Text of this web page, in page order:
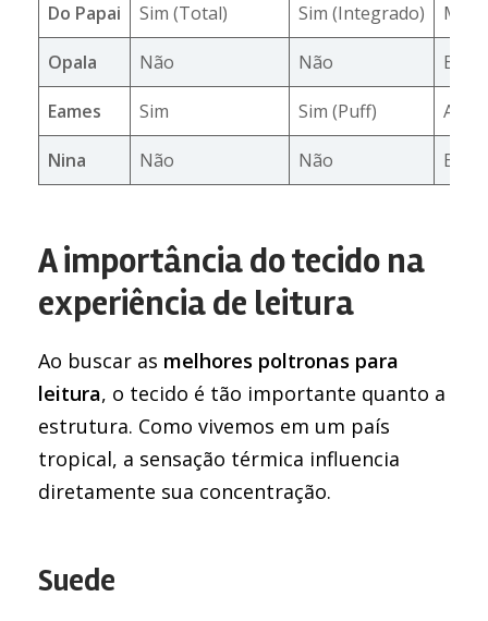
Do Papai Sim (Total) Sim (Integrado)
Opala Não Não Baixo
Eames Sim Sim (Puff) Alto
Nina Não Não Baixo
A importância do tecido na
experiência de leitura
Ao buscar as melhores poltronas para
leitura, o tecido é tão importante quanto a
estrutura. Como vivemos em um país
tropical, a sensação térmica influencia
diretamente sua concentração.
Suede